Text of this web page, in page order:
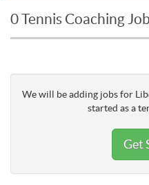
0 Tennis Coaching
We will be adding jobs for
started as a
Get